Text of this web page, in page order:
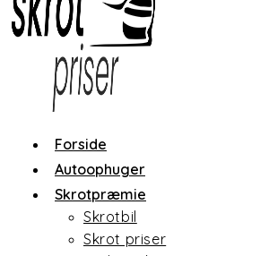
Forside
Autoophuger
Skrotpræmie
Skrotbil
Skrot priser